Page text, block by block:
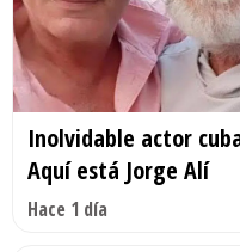
Inolvidable actor
Aquí está Jorge Alí
Hace 1 día